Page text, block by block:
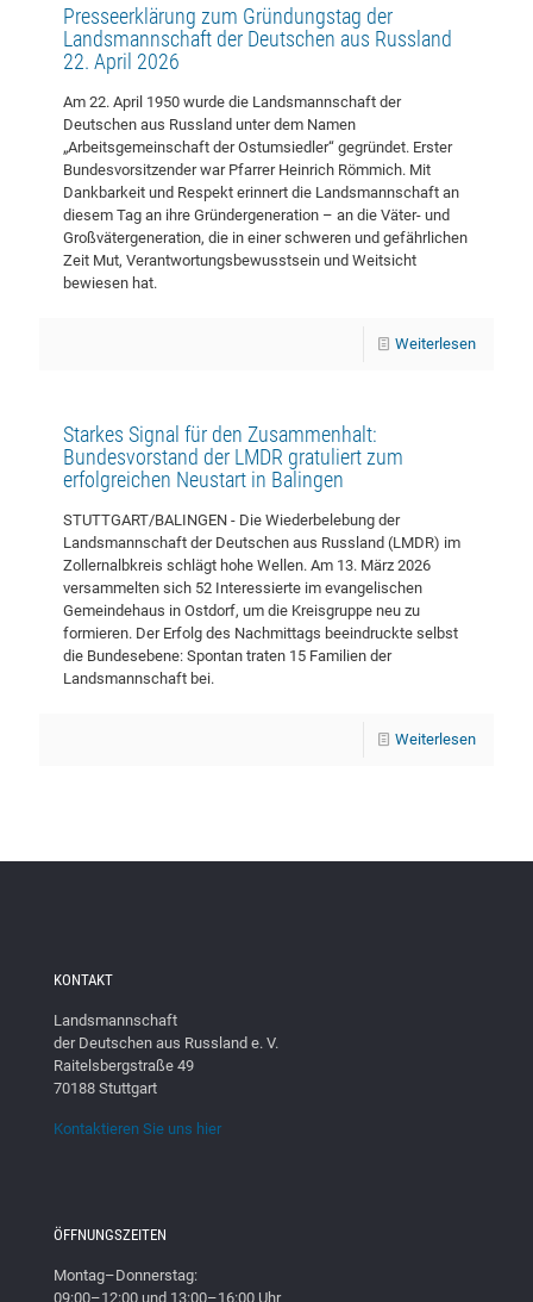
Presseerklärung zum Gründungstag der
Landsmannschaft der Deutschen aus Russland
22. April 2026
Am 22. April 1950 wurde die Landsmannschaft der
Deutschen aus Russland unter dem Namen
„Arbeitsgemeinschaft der Ostumsiedler“ gegründet. Erster
Bundesvorsitzender war Pfarrer Heinrich Römmich. Mit
Dankbarkeit und Respekt erinnert die Landsmannschaft an
diesem Tag an ihre Gründergeneration – an die Väter- und
Großvätergeneration, die in einer schweren und gefährlichen
Zeit Mut, Verantwortungsbewusstsein und Weitsicht
bewiesen hat.
Weiterlesen
Starkes Signal für den Zusammenhalt:
Bundesvorstand der LMDR gratuliert zum
erfolgreichen Neustart in Balingen
STUTTGART/BALINGEN - Die Wiederbelebung der
Landsmannschaft der Deutschen aus Russland (LMDR) im
Zollernalbkreis schlägt hohe Wellen. Am 13. März 2026
versammelten sich 52 Interessierte im evangelischen
Gemeindehaus in Ostdorf, um die Kreisgruppe neu zu
formieren. Der Erfolg des Nachmittags beeindruckte selbst
die Bundesebene: Spontan traten 15 Familien der
Landsmannschaft bei.
Weiterlesen
KONTAKT
Landsmannschaft
der Deutschen aus Russland e. V.
Raitelsbergstraße 49
70188 Stuttgart
Kontaktieren Sie uns hier
ÖFFNUNGSZEITEN
Montag–Donnerstag:
09:00–12:00 und 13:00–16:00 Uhr